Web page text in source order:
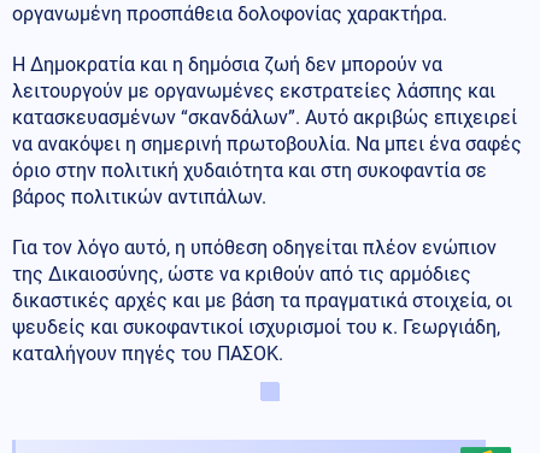
οργανωμένη προσπάθεια δολοφονίας χαρακτήρα.
Η Δημοκρατία και η δημόσια ζωή δεν μπορούν να
λειτουργούν με οργανωμένες εκστρατείες λάσπης και
κατασκευασμένων “σκανδάλων”. Αυτό ακριβώς επιχειρεί
να ανακόψει η σημερινή πρωτοβουλία. Να μπει ένα σαφές
όριο στην πολιτική χυδαιότητα και στη συκοφαντία σε
βάρος πολιτικών αντιπάλων.
Για τον λόγο αυτό, η υπόθεση οδηγείται πλέον ενώπιον
της Δικαιοσύνης, ώστε να κριθούν από τις αρμόδιες
δικαστικές αρχές και με βάση τα πραγματικά στοιχεία, οι
ψευδείς και συκοφαντικοί ισχυρισμοί του κ. Γεωργιάδη,
καταλήγουν πηγές του ΠΑΣΟΚ.